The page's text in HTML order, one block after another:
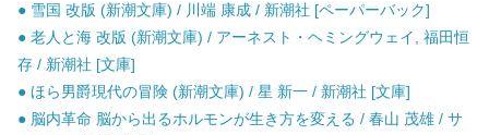
● 雪国 改版 (新潮文庫) / 川端 康成 / 新潮社 [ペーパーバック]
● 老人と海 改版 (新潮文庫) / アーネスト・ヘミングウェイ, 福田恒
存 / 新潮社 [文庫]
● ほら男爵現代の冒険 (新潮文庫) / 星 新一 / 新潮社 [文庫]
● 脳内革命 脳から出るホルモンが生き方を変える / 春山 茂雄 / サ